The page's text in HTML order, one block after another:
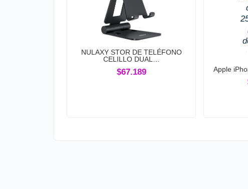
NULAXY STOR DE TELÉFONO
CELILLO DUAL…
$67.189 Apple